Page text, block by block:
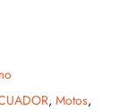
, Motos,